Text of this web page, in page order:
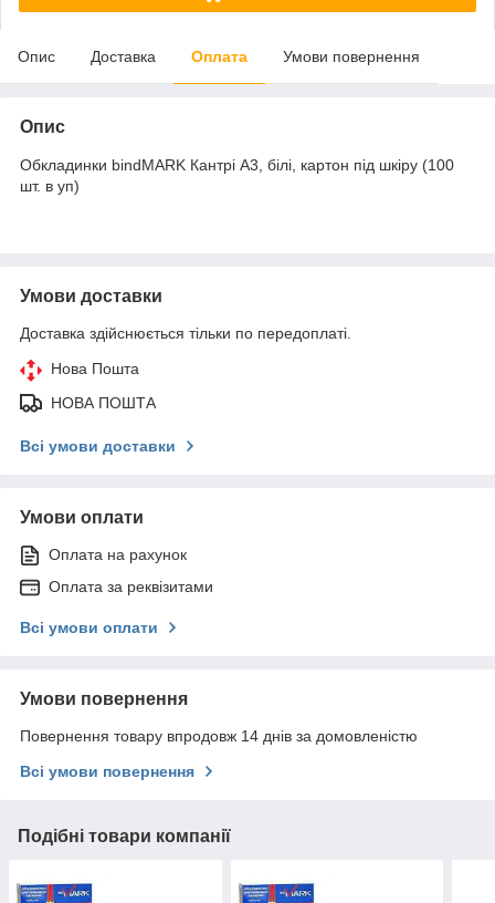
Опис Доставка Оплата Умови повернення
Опис
Обкладинки bindMARK Кантрі А3, білі, картон під шкіру (100
шт. в уп)
Умови доставки
Доставка здійснюється тільки по передоплаті.
Нова Пошта
НОВА ПОШТА
Всі умови доставки
Умови оплати
Оплата на рахунок
Оплата за реквізитами
Всі умови оплати
Умови повернення
Повернення товару впродовж 14 днів за домовленістю
Всі умови повернення
Подібні товари компанії